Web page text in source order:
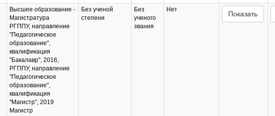
Высшее образование -
Магистратура
РГППУ, направление
"Педагогическое
образование",
квалификация
"Бакалавр", 2016;
РГППУ, направление
"Педагогическое
образование",
квалификация
"Магистр", 2019
Магистр
Без ученой
степени
Без
ученого
звания
Нет
Показать